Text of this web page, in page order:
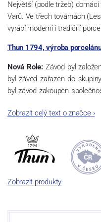
Největší (podle tržeb)
Varů. Ve třech továrnách
vyrábí moderní i tradiční
Thun 1794, výroba
Nová Role: Závod byl
byl závod zařazen do
byl závod zakoupen
společnosti a v jejím areálu
a ve své výrobě navazuje
porcelánu. Kapacita
závod je vybaven
isostatické lisy, tlakové lití,
komorová pec, vtavná
Zobrazit celý text o značce›
Zobrazit produkty